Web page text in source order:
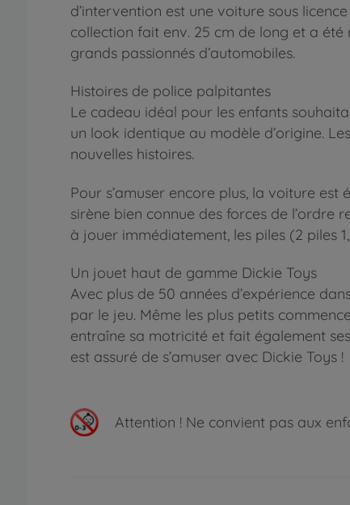
d’intervention est une voiture sous
collection fait env. 25 cm de long et a été
grands passionnés d’automobiles.
Histoires de police palpitantes
Le cadeau idéal pour les enfants
un look identique au modèle d’origine.
nouvelles histoires.
Pour s’amuser encore plus, la voiture
sirène bien connue des forces de
à jouer immédiatement, les piles (2 piles
Un jouet haut de gamme Dickie Toys
Avec plus de 50 années d’expérience
par le jeu. Même les plus petits
entraîne sa motricité et fait également
est assuré de s’amuser avec Dickie Toys !
Attention ! Ne convient pas aux